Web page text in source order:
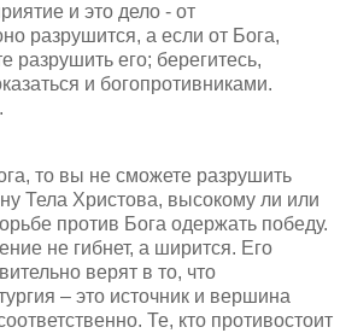
и это дело - от
разрушится, а если от Бога,
разрушить его; берегитесь,
и богопротивниками.
то вы не сможете разрушить
Тела Христова, высокому ли или
против Бога одержать победу.
не гибнет, а ширится. Его
верят в то, что
– это источник и вершина
Те, кто противостоит